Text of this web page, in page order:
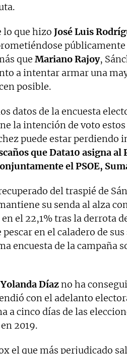
lo que hizo José Luis
que Mariano Rajoy,
a intentar armar una
posible.
datos de la encuesta
la intención de voto
puede estar perdiendo
que Data10 asigna al
el PSOE,
del traspié de
su senda al alza
en el 22,1% tras la derrota
pescar en el caladero de
encuesta de la campaña
Yolanda Díazno ha
con el adelanto
a cinco días de las
2019.
el que más perjudicado